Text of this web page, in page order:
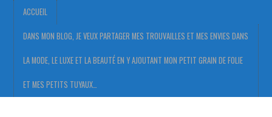
ACCUEIL
DANS MON BLOG, JE VEUX PARTAGER MES TROUVAILLES ET MES ENVIES DANS
LA MODE, LE LUXE ET LA BEAUTÉ EN Y AJOUTANT MON PETIT GRAIN DE FOLIE
ET MES PETITS TUYAUX…